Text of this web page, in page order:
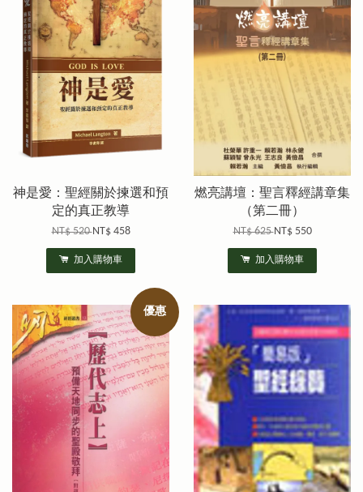
神是愛：聖經關於揀選和預
定的真正教導
NT$ 520NT$ 458
加入購物車
燃亮講壇：聖言釋經講章集
（第二冊）
NT$ 625NT$ 550
加入購物車
優惠